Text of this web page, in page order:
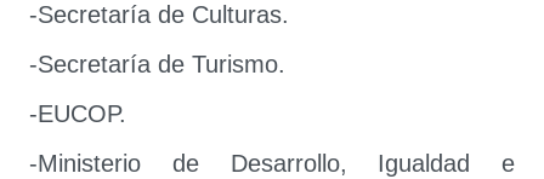
-Secretaría de Culturas.
-Secretaría de Turismo.
-EUCOP.
-Ministerio de Desarrollo, Igualdad e